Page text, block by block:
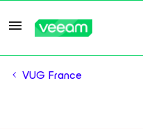
VUG France